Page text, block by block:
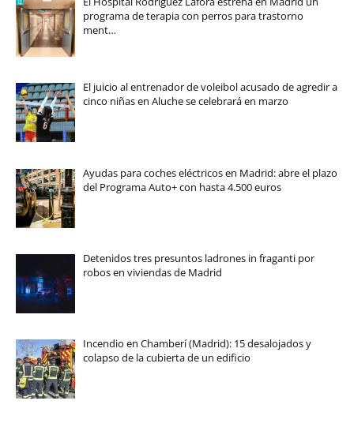
programa de terapia con perros para trastorno
ment…
El juicio al entrenador de voleibol acusado de agredir a
cinco niñas en Aluche se celebrará en marzo
Ayudas para coches eléctricos en Madrid: abre el plazo
del Programa Auto+ con hasta 4.500 euros
Detenidos tres presuntos ladrones in fraganti por
robos en viviendas de Madrid
Incendio en Chamberí (Madrid): 15 desalojados y
colapso de la cubierta de un edificio